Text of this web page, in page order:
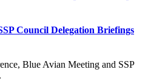
Council Delegation Briefings
Blue Avian Meeting and SSP